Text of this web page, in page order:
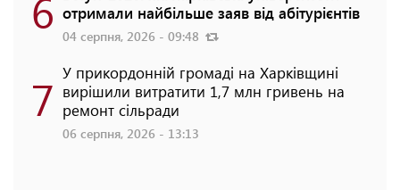
отримали найбільше заяв від абітурієнтів
04 серпня, 2026 - 09:48
7 У прикордонній громаді на Харківщині
вирішили витратити 1,7 млн гривень на
ремонт сільради
06 серпня, 2026 - 13:13